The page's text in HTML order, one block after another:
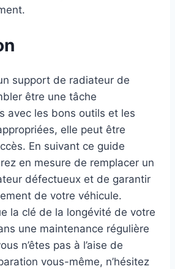
support de radiateur de
être une tâche
avec les bons outils et les
elle peut être
En suivant ce guide
en mesure de remplacer un
défectueux et de garantir
de votre véhicule.
la clé de la longévité de votre
une maintenance régulière
n’êtes pas à l’aise de
vous-même, n’hésitez